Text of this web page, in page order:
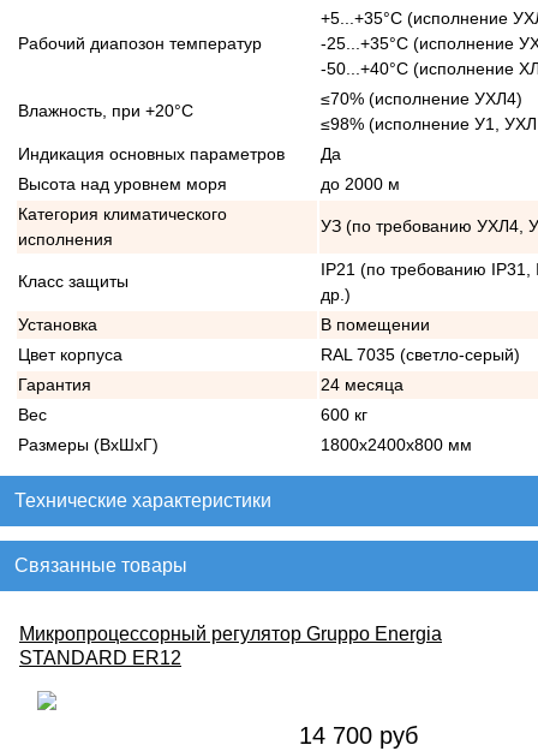
Рабочий диапозон температур
+5...+35°С (исполнение
-25...+35°С (исполнение
-50...+40°С (исполнение
Влажность, при +20°С
≤70% (исполнение УХЛ4)
≤98% (исполнение У1,
Индикация основных параметров
Да
Высота над уровнем моря
до 2000 м
Категория климатического
исполнения
УЗ (по требованию УХЛ4,
Класс защиты
IP21 (по требованию IP31,
др.)
Установка
В помещении
Цвет корпуса
RAL 7035 (светло-серый)
Гарантия
24 месяца
Вес
600 кг
Размеры (ВхШхГ)
1800х2400х800 мм
Технические характеристики
Связанные товары
Микропроцессорный регулятор Gruppo Energia
STANDARD ER12
14 700 руб